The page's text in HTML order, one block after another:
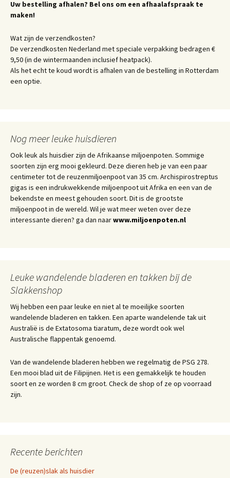
Uw bestelling afhalen? Bel ons om een afhaalafspraak te
maken!
Wat zijn de verzendkosten?
De verzendkosten Nederland met speciale verpakking bedragen €
9,50 (in de wintermaanden inclusief heatpack).
Als het echt te koud wordt is afhalen van de bestelling in Rotterdam
een optie.
Nog meer leuke huisdieren
Ook leuk als huisdier zijn de Afrikaanse miljoenpoten. Sommige
soorten zijn erg mooi gekleurd. Deze dieren heb je van een paar
centimeter tot de reuzenmiljoenpoot van 35 cm. Archispirostreptus
gigas is een indrukwekkende miljoenpoot uit Afrika en een van de
bekendste en meest gehouden soort. Dit is de grootste
miljoenpoot in de wereld. Wil je wat meer weten over deze
interessante dieren? ga dan naarwww.miljoenpoten.nl
Leuke wandelende bladeren en takken bij de
Slakkenshop
Wij hebben een paar leuke en niet al te moeilijke soorten
wandelende bladeren en takken. Een aparte wandelende tak uit
Australië is de Extatosoma tiaratum, deze wordt ook wel
Australische flappentak genoemd.
Van de wandelende bladeren hebben we regelmatig de PSG 278.
Een mooi blad uit de Filipijnen. Het is een gemakkelijk te houden
soort en ze worden 8 cm groot. Check de shop of ze op voorraad
zijn.
Recente berichten
De (reuzen)slak als huisdier